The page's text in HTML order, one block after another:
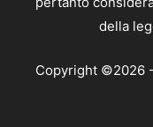
della
Copyright ©2026